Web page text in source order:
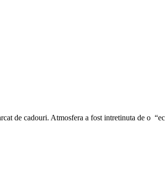
de cadouri. Atmosfera a fost intretinuta de o